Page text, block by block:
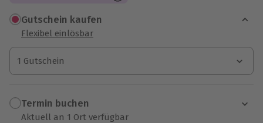
Gutschein kaufen
Flexibel einlösbar
1 Gutschein
1 Gutschein
1 Gutschein
Termin buchen
Aktuell an 1 Ort verfügbar